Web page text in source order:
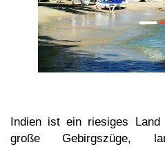
Indien ist ein riesiges
große Gebirgszüge,